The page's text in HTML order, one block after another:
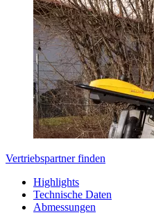
Vertriebspartner finden
Highlights
Technische Daten
Abmessungen